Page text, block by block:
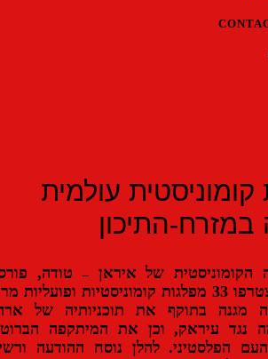
עולמית
התיכון
של איראן –טודה, פורסמה
הודעה אליה הצטרפו 33 מפלגות קומוניסטיות ופועליות מרחבי
בתוקף את תוכניותיה של ארה"ב
וכן את המיתקפה הברוטלית
להלן נוסח ההודעה ורשימת